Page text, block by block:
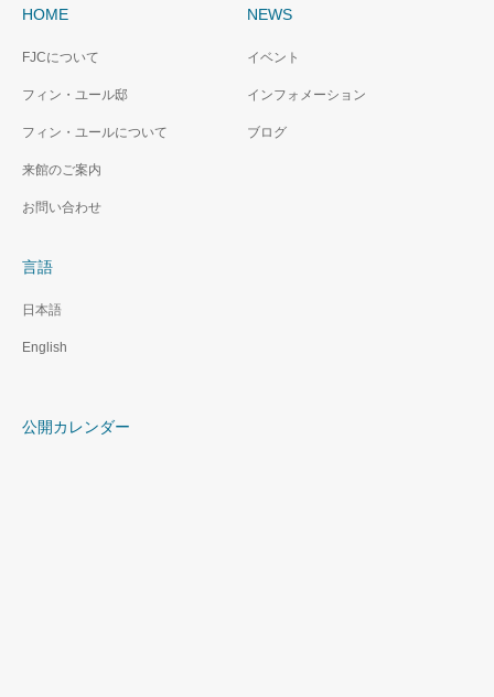
HOME
FJCについて
フィン・ユール邸
フィン・ユールについて
来館のご案内
お問い合わせ
NEWS
イベント
インフォメーション
ブログ
言語
日本語
English
公開カレンダー